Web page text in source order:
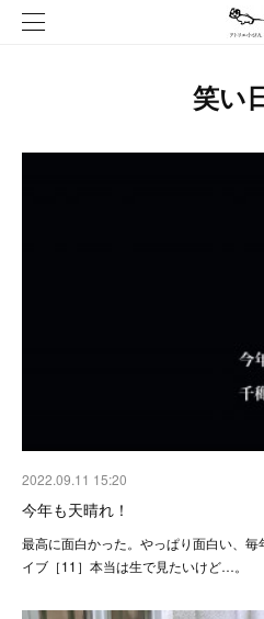
笑い
2022.09.11 15:20
今年も天晴れ！
最高に面白かった。やっぱり面白い、
イブ［11］本当は生で見たいけど…。